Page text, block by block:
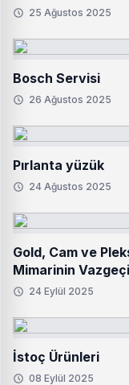
25 Ağustos 2025
Bosch Servisi
26 Ağustos 2025
Pırlanta yüzük
24 Ağustos 2025
Gold, Cam ve
Mimarinin
24 Eylül 2025
İstoç Ürünleri
08 Eylül 2025